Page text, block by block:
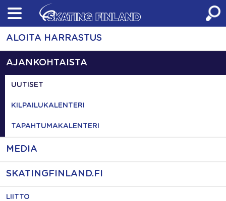
Skip
content
ALOITA HARRASTUS
AJANKOHTAISTA
UUTISET
KILPAILUKALENTERI
TAPAHTUMAKALENTERI
MEDIA
SKATINGFINLAND.FI
LIITTO